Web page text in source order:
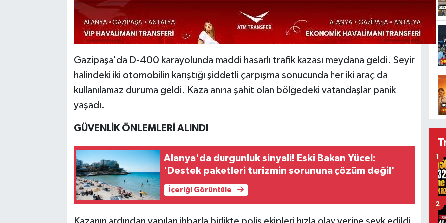
Gazipaşa'da D-400 karayolunda maddi hasarlı trafik kazası meydana geldi. Seyir
halindeki iki otomobilin karıştığı şiddetli çarpışma sonucunda her iki araç da
kullanılamaz duruma geldi. Kaza anına şahit olan bölgedeki vatandaşlar panik
yaşadı.
GÜVENLİK ÖNLEMLERİ ALINDI
Alanya'da durgunluk sinyali! Eski Bakan Yücel:
'Destek paketleri turizmin sorununa çözüm değil'
İçeriği Görüntüle
1
2